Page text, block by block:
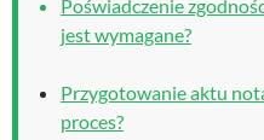
Poświadczenie
jest wymagane?
Przygotowanie aktu
proces?